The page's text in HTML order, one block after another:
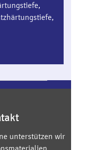
unterstützen wir